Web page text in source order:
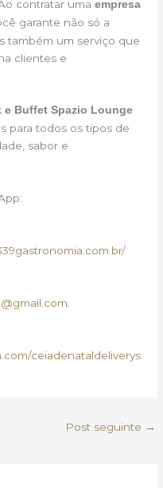
contratar umaempresa
garante não só a
também um serviço que
clientes e
e Buffet Spazio Lounge
para todos os tipos de
sabor e
:
ceiadenataldeliverys
Post seguinte →